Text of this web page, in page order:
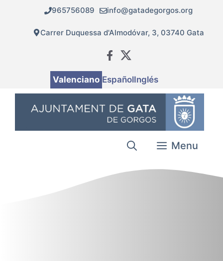
contingut
965756089 info@gatadegorgos.org
Carrer Duquessa d'Almodóvar, 3, 03740 Gata
Valenciano EspañolInglés
Menu